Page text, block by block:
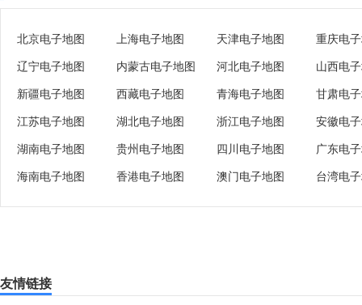
北京电子地图 上海电子地图 天津电子地图 重庆电
辽宁电子地图 内蒙古电子地图 河北电子地图 山西电
新疆电子地图 西藏电子地图 青海电子地图 甘肃电
江苏电子地图 湖北电子地图 浙江电子地图 安徽电
湖南电子地图 贵州电子地图 四川电子地图 广东电
海南电子地图 香港电子地图 澳门电子地图 台湾电
友情链接